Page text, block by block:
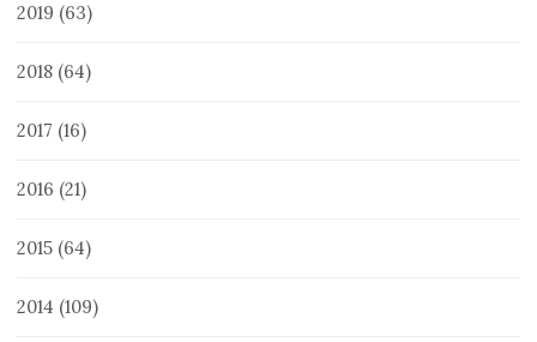
2019 (63)
2018 (64)
2017 (16)
2016 (21)
2015 (64)
2014 (109)